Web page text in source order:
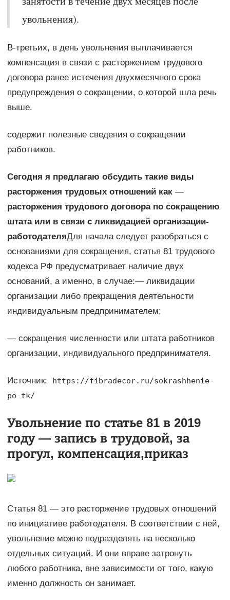
увольнения).
В-третьих, в день увольнения выплачивается
компенсация в связи с расторжением трудового
договора ранее истечения двухмесячного срока
предупреждения о сокращении, о которой шла речь
выше.
содержит полезные сведения о сокращении
работников.
Сегодня я предлагаю обсудить такие виды
расторжения трудовых отношений как—
расторжения трудового договора по сокращению
штата или в связи с ликвидацией организации-
работодателяДля начала следует разобраться с
основаниями для сокращения, статья 81 трудового
кодекса РФ предусматривает наличие двух
оснований, а именно, в случае:— ликвидации
организации либо прекращения деятельности
индивидуальным предпринимателем;
— сокращения численности или штата работников
организации, индивидуального предпринимателя.
Источник:
https://fibradecor.ru/sokrashhenie-
po-tk/
Увольнение по статье 81 в 2019
году — запись в трудовой, за
прогул, компенсация,приказ
Статья 81 — это расторжение трудовых отношений
по инициативе работодателя. В соответствии с ней,
увольнение можно подразделять на несколько
отдельных ситуаций. И они вправе затронуть
любого работника, вне зависимости от того, какую
именно должность он занимает.